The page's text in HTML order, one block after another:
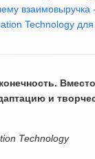
Technology
и
Technology